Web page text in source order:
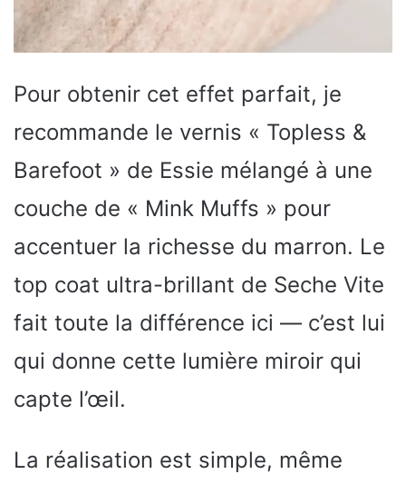
Pour obtenir cet effet parfait, je
recommande le vernis « Topless &
Barefoot » de Essie mélangé à une
couche de « Mink Muffs » pour
accentuer la richesse du marron. Le
top coat ultra-brillant de Seche Vite
fait toute la différence ici — c’est lui
qui donne cette lumière miroir qui
capte l’œil.
La réalisation est simple, même